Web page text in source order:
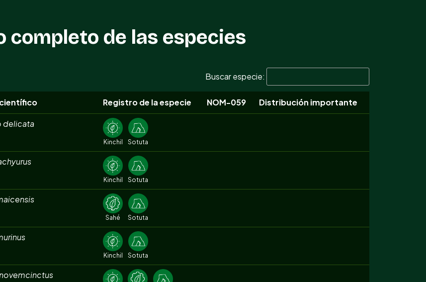
completo de las especies
Buscar especie:
Registro de la especie NOM-059 Distribución importante
delicata
Kinchil Sotuta
Kinchil Sotuta
Sahé Sotuta
Kinchil Sotuta